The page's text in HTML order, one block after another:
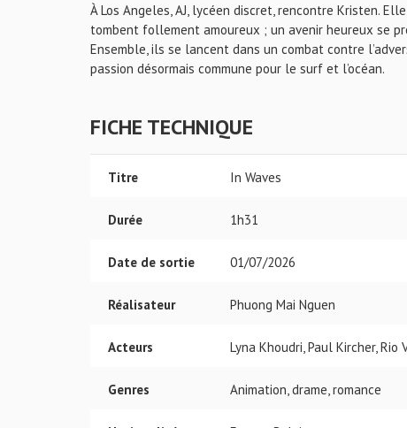
À Los Angeles, AJ, lycéen discret, rencontre Kristen.
tombent follement amoureux ; un avenir heureux se
Ensemble, ils se lancent dans un combat contre
passion désormais commune pour le surf et l’océan.
FICHE TECHNIQUE
Titre In Waves
Durée 1h31
Date de sortie 01/07/2026
Réalisateur Phuong Mai Nguen
Acteurs Lyna Khoudri, Paul Kircher, Rio
Genres Animation, drame, romance